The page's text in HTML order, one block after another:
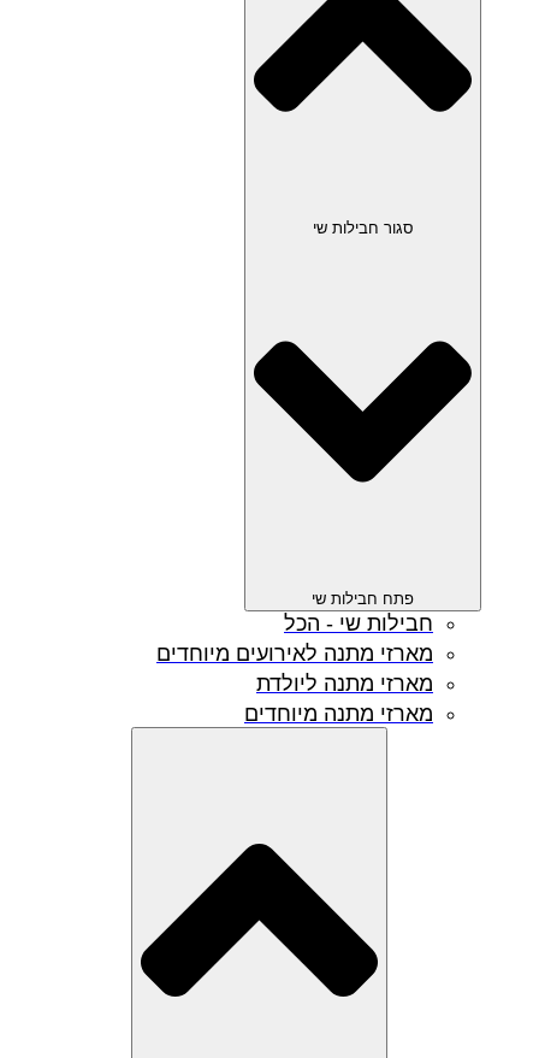
סגור חבילות שי
פתח חבילות שי
חבילות שי - הכל
מארזי מתנה לאירועים מיוחדים
מארזי מתנה ליולדת
מארזי מתנה מיוחדים